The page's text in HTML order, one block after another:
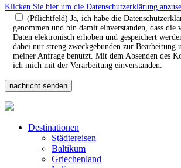
Klicken Sie hier um die Datenschutzerklärung
(Pflichtfeld) Ja, ich habe die
genommen und bin damit einverstanden, dass die
Daten elektronisch erhoben und gespeichert
dabei nur streng zweckgebunden zur Bearbeitung
meiner Anfrage benutzt. Mit dem Absenden des
ich mich mit der Verarbeitung einverstanden.
Destinationen
Städtereisen
Baltikum
Griechenland